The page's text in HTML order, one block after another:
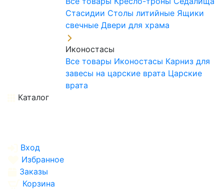
Стасидии Столы литийные Ящики
свечные Двери для храма
Иконостасы
Все товары Иконостасы Карниз для
завесы на царские врата Царские
врата
Каталог
Вход
Избранное
Заказы
Корзина